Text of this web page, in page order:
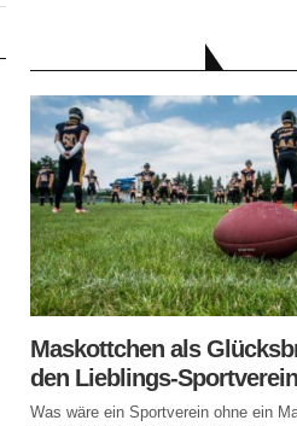
Maskottchen als
den Lieblings-Sportverein
Was wäre ein Sportverein ohne ein